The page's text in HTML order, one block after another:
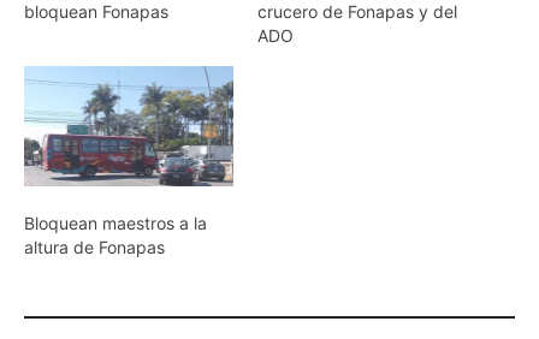
bloquean Fonapas
crucero de Fonapas y del
ADO
Bloquean maestros a la
altura de Fonapas